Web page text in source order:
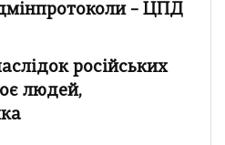
– ЦПД
російських
людей,